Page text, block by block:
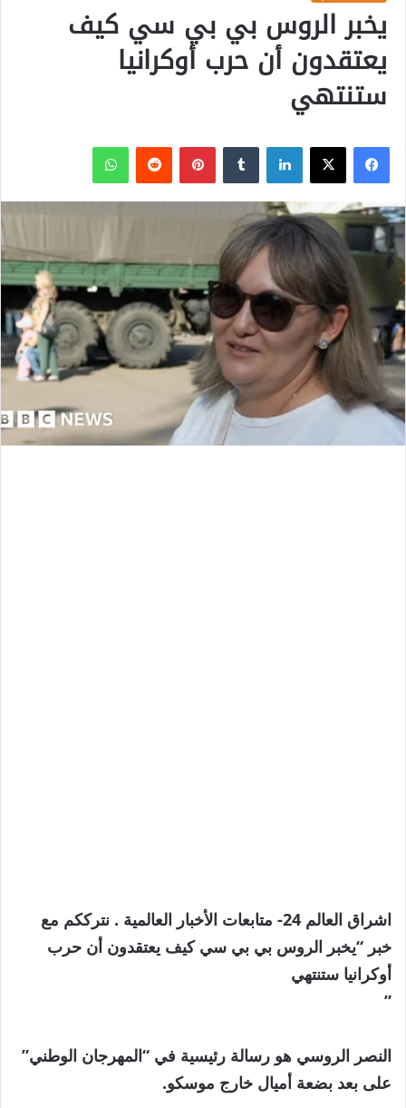
يخبر الروس بي بي سي كيف
يعتقدون أن حرب أوكرانيا
ستنتهي
فيسبوك
‫X لينكدإن بينتيريست واتساب
اشراق العالم 24- متابعات الأخبار العالمية . نترككم مع
خبر “يخبر الروس بي بي سي كيف يعتقدون أن حرب
أوكرانيا ستنتهي
”
النصر الروسي هو رسالة رئيسية في “المهرجان الوطني”
على بعد بضعة أميال خارج موسكو.